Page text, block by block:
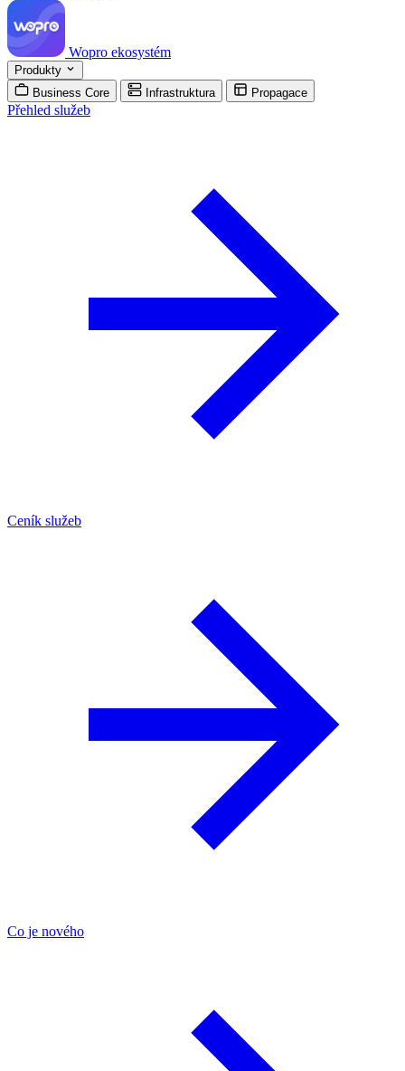
Wopro ekosystém
Produkty
Business Core
Infrastruktura Propagace
Přehled služeb
Ceník služeb
Co je nového